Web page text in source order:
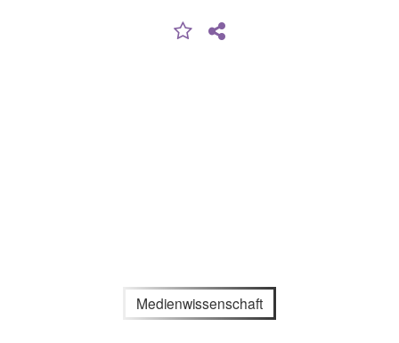
Medienwissenschaft